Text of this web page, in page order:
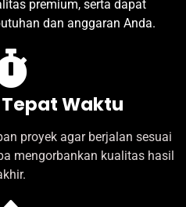
premium, serta dapat
dan anggaran Anda.
Waktu
proyek agar berjalan sesuai
mengorbankan kualitas hasil